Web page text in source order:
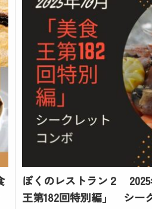
ぼくのレストラン２ 2025
王第182回特別編」 シー